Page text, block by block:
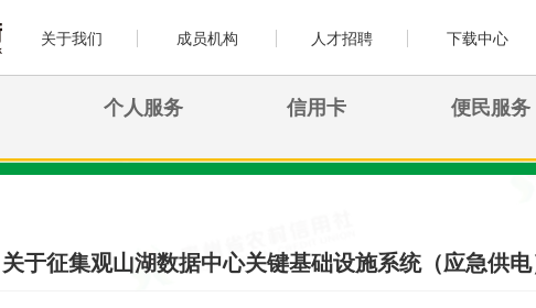
关于我们 成员机构 人才招聘 下载中心
个人服务 信用卡 便民服务
关于征集观山湖数据中心关键基础设施系统（应急供